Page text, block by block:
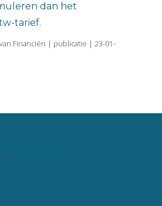
dan het
tarief.
Financiën | publicatie | 23-01-